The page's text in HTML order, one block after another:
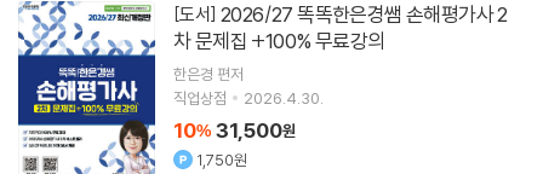
[도서]
차 문제집 +100% 무료강의
한은경 편저
직업상점
2026.4.30.
10% 31,500원
1,750원